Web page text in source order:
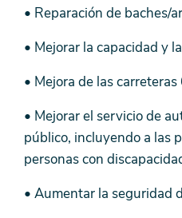
• Reparación de baches/
• Mejorar la capacidad y
• Mejora de las
• Mejorar el servicio de
público, incluyendo a las
personas con
• Aumentar la seguridad